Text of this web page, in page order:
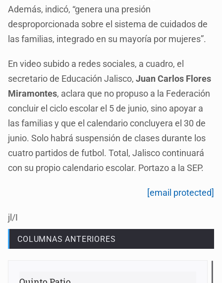
Además, indicó, “genera una presión
desproporcionada sobre el sistema de cuidados de
las familias, integrado en su mayoría por mujeres”.
En video subido a redes sociales, a cuadro, el
secretario de Educación Jalisco,Juan Carlos Flores
Miramontes, aclara que no propuso a la Federación
concluir el ciclo escolar el 5 de junio, sino apoyar a
las familias y que el calendario concluyera el 30 de
junio. Solo habrá suspensión de clases durante los
cuatro partidos de futbol. Total, Jalisco continuará
con su propio calendario escolar. Portazo a la SEP.
[email protected]
jl/I
COLUMNAS ANTERIORES